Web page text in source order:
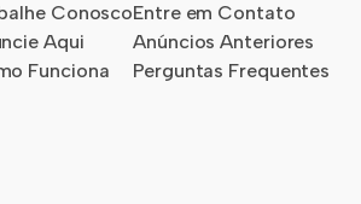
Conosco
Aqui
Funciona
Entre em Contato
Anúncios Anteriores
Perguntas Frequentes